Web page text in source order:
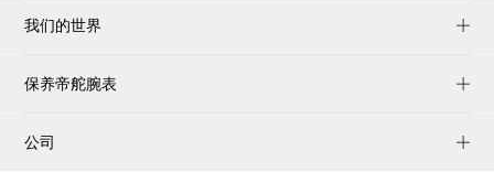
我们的世界
保养帝舵腕表
公司